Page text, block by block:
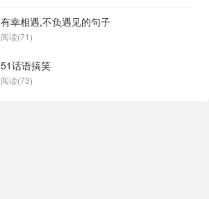
有幸相遇,不负遇见的句子
阅读(71)
51话语搞笑
阅读(73)